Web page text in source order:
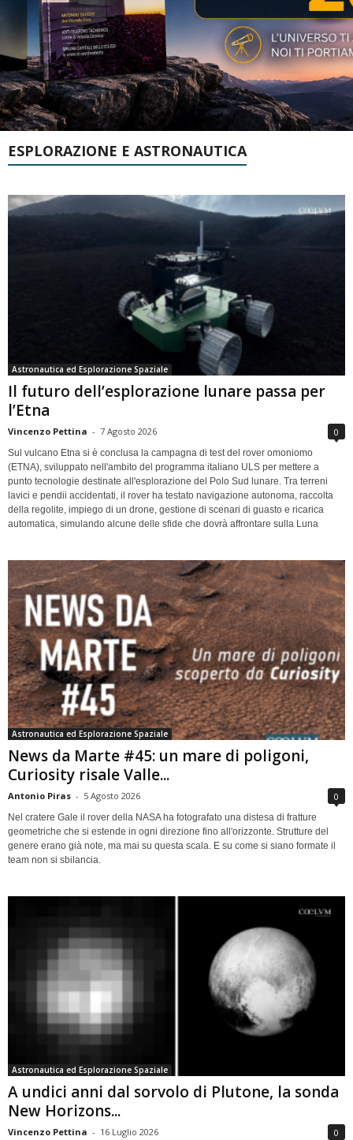
ESPLORAZIONE E ASTRONAUTICA
Astronautica ed Esplorazione Spaziale
Il futuro dell’esplorazione lunare passa per
l’Etna
Vincenzo Pettina - 7 Agosto 2026 0
Sul vulcano Etna si è conclusa la campagna di test del rover omoniomo
(ETNA), sviluppato nell'ambito del programma italiano ULS per mettere a
punto tecnologie destinate all'esplorazione del Polo Sud lunare. Tra terreni
lavici e pendii accidentati, il rover ha testato navigazione autonoma, raccolta
della regolite, impiego di un drone, gestione di scenari di guasto e ricarica
automatica, simulando alcune delle sfide che dovrà affrontare sulla Luna
Astronautica ed Esplorazione Spaziale
News da Marte #45: un mare di poligoni,
Curiosity risale Valle...
Antonio Piras - 5 Agosto 2026 0
Nel cratere Gale il rover della NASA ha fotografato una distesa di fratture
geometriche che si estende in ogni direzione fino all'orizzonte. Strutture del
genere erano già note, ma mai su questa scala. E su come si siano formate il
team non si sbilancia.
Astronautica ed Esplorazione Spaziale
A undici anni dal sorvolo di Plutone, la sonda
New Horizons...
Vincenzo Pettina - 16 Luglio 2026 0